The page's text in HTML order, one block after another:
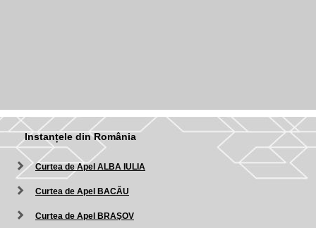
Instanțele din România
Curtea de Apel ALBA IULIA
Curtea de Apel BACĂU
Curtea de Apel BRAŞOV